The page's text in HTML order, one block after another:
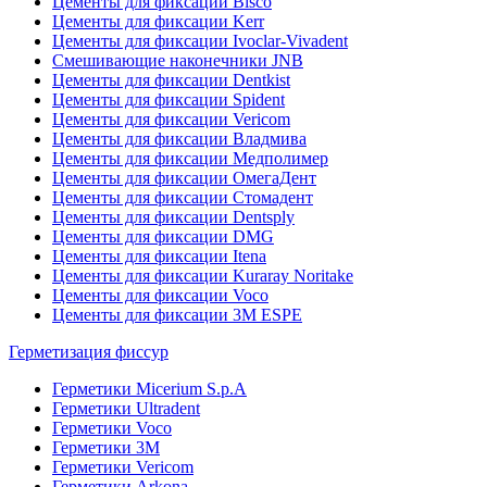
Цементы для фиксации Kerr
Цементы для фиксации Ivoclar-Vivadent
Смешивающие наконечники JNB
Цементы для фиксации Dentkist
Цементы для фиксации Spident
Цементы для фиксации Vericom
Цементы для фиксации Владмива
Цементы для фиксации Медполимер
Цементы для фиксации ОмегаДент
Цементы для фиксации Стомадент
Цементы для фиксации Dentsply
Цементы для фиксации DMG
Цементы для фиксации Itena
Цементы для фиксации Kuraray Noritake
Цементы для фиксации Voco
Цементы для фиксации 3M ESPE
Герметизация фиссур
Герметики Micerium S.p.A
Герметики Ultradent
Герметики Voco
Герметики 3M
Герметики Vericom